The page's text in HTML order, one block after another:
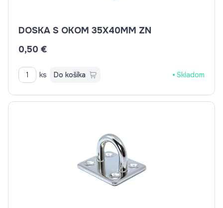
DOSKA S OKOM 35X40MM ZN
0,50 €
ks Do košíka Skladom